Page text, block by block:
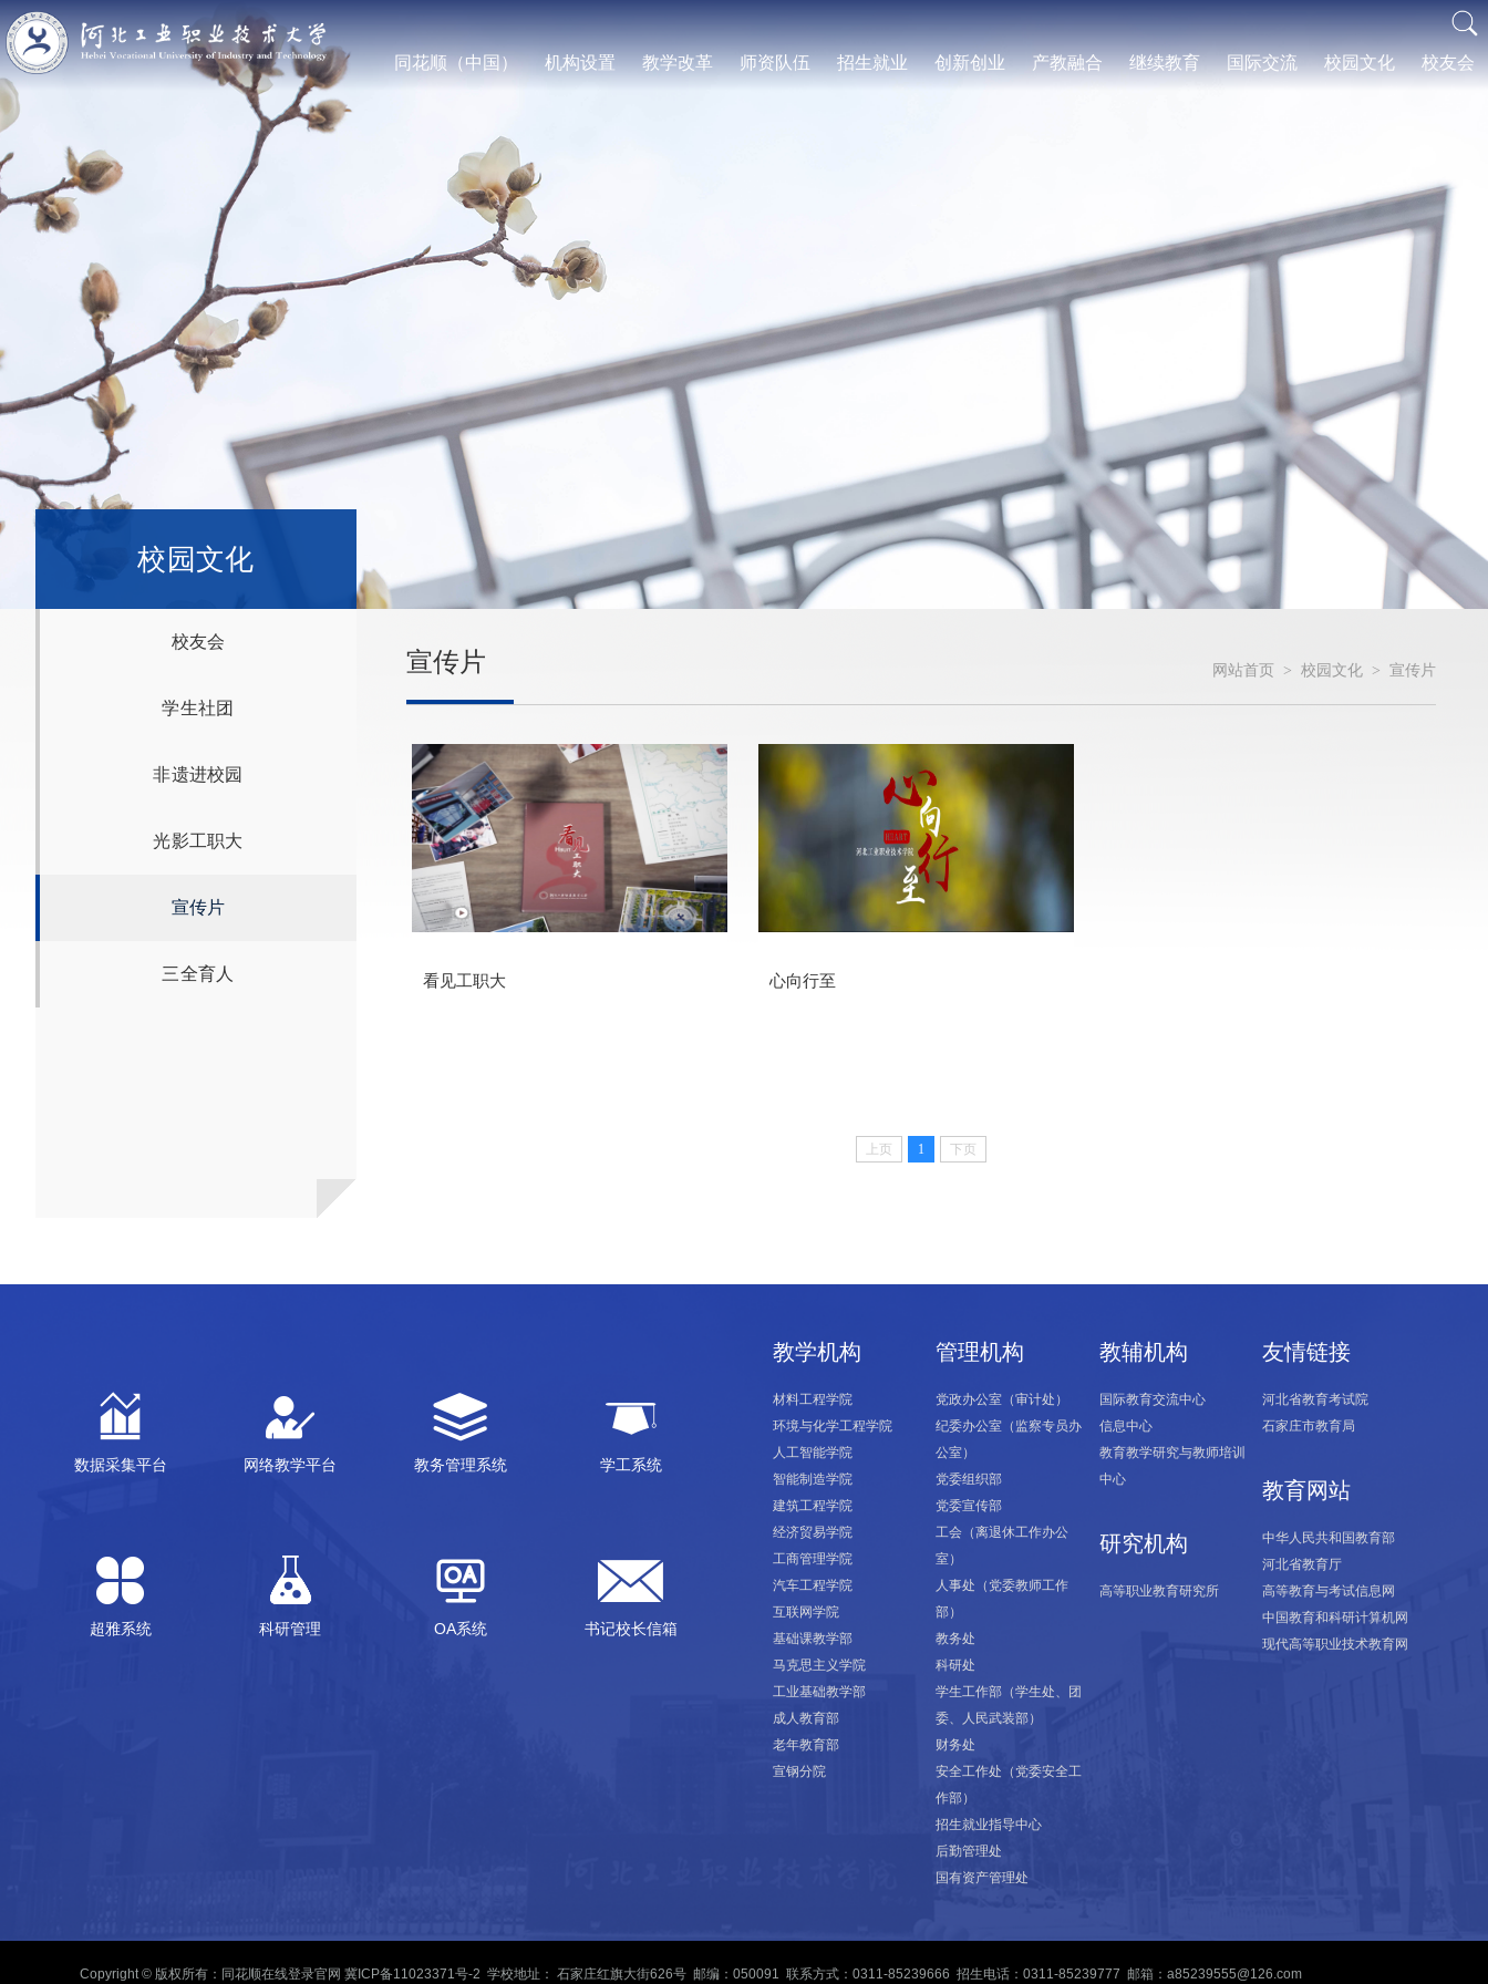
同花顺（中国） 机构设置 教学改革 师资队伍 招生就业 创新创业 产教融合 继续教育 国际交流 校园文化 校友会
校园文化
校友会
学生社团
非遗进校园
光影工职大
宣传片
三全育人
宣传片 网站首页 > 校园文化 > 宣传片
看见工职大 心向行至
上页 1 下页
数据采集平台 网络教学平台 教务管理系统 学工系统
超雅系统 科研管理 OA系统 书记校长信箱
教学机构
材料工程学院
环境与化学工程学院
人工智能学院
智能制造学院
建筑工程学院
经济贸易学院
工商管理学院
汽车工程学院
互联网学院
基础课教学部
马克思主义学院
工业基础教学部
成人教育部
老年教育部
宣钢分院
管理机构
党政办公室（审计处）
纪委办公室（监察专员办
公室）
党委组织部
党委宣传部
工会（离退休工作办公
室）
人事处（党委教师工作
部）
教务处
科研处
学生工作部（学生处、团
委、人民武装部）
财务处
安全工作处（党委安全工
作部）
招生就业指导中心
后勤管理处
国有资产管理处
教辅机构
国际教育交流中心
信息中心
教育教学研究与教师培训
中心
研究机构
高等职业教育研究所
友情链接
河北省教育考试院
石家庄市教育局
教育网站
中华人民共和国教育部
河北省教育厅
高等教育与考试信息网
中国教育和科研计算机网
现代高等职业技术教育网
Copyright © 版权所有：同花顺在线登录官网 冀ICP备11023371号-2 学校地址： 石家庄红旗大街626号 邮编：050091 联系方式：0311-85239666 招生电话：0311-85239777 邮箱：a85239555@126.com